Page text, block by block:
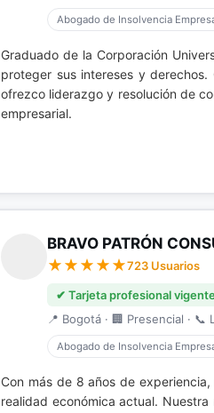
Abogado de Insolvencia
Graduado de la Corporación
proteger sus intereses y
ofrezco liderazgo y resolución de
empresarial.
BRAVO PATRÓN
723 Usuarios
✔ Tarjeta profesional
📍 Bogotá · 🏢 Presencial · 📞
Abogado de Insolvencia
Con más de 8 años de
realidad económica actual.